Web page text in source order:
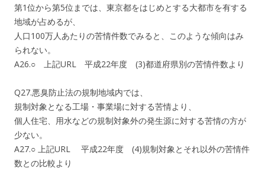
第1位から第5位までは、東京都をはじめとする大都市を有する
地域が占めるが、
人口100万人あたりの苦情件数でみると、このような傾向はみ
られない。
A26.○ 上記URL 平成22年度 (3)都道府県別の苦情件数より
Q27.悪臭防止法の規制地域内では、
規制対象となる工場・事業場に対する苦情より、
個人住宅、用水などの規制対象外の発生源に対する苦情の方が
少ない。
A27.○ 上記URL 平成22年度 (4)規制対象とそれ以外の苦情件
数との比較より